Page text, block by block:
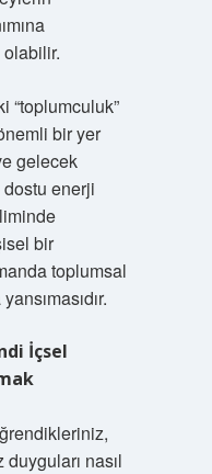
“toplumculuk”
bir yer
gelecek
enerji
bir
toplumsal
İçsel
nasıl